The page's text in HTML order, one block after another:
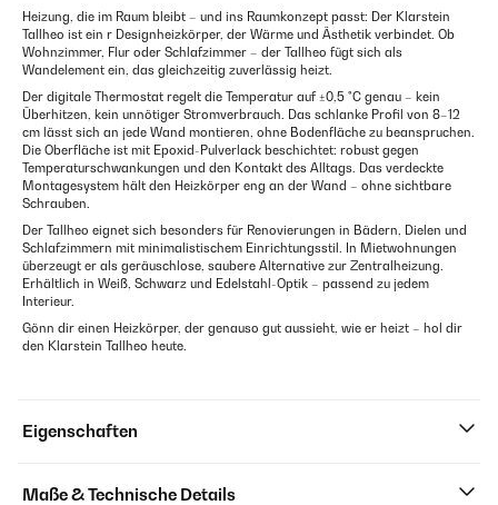
Heizung, die im Raum bleibt – und ins Raumkonzept passt: Der Klarstein
Tallheo ist ein r Designheizkörper, der Wärme und Ästhetik verbindet. Ob
Wohnzimmer, Flur oder Schlafzimmer – der Tallheo fügt sich als
Wandelement ein, das gleichzeitig zuverlässig heizt.
Der digitale Thermostat regelt die Temperatur auf ±0,5 °C genau – kein
Überhitzen, kein unnötiger Stromverbrauch. Das schlanke Profil von 8–12
cm lässt sich an jede Wand montieren, ohne Bodenfläche zu beanspruchen.
Die Oberfläche ist mit Epoxid-Pulverlack beschichtet: robust gegen
Temperaturschwankungen und den Kontakt des Alltags. Das verdeckte
Montagesystem hält den Heizkörper eng an der Wand – ohne sichtbare
Schrauben.
Der Tallheo eignet sich besonders für Renovierungen in Bädern, Dielen und
Schlafzimmern mit minimalistischem Einrichtungsstil. In Mietwohnungen
überzeugt er als geräuschlose, saubere Alternative zur Zentralheizung.
Erhältlich in Weiß, Schwarz und Edelstahl-Optik – passend zu jedem
Interieur.
Gönn dir einen Heizkörper, der genauso gut aussieht, wie er heizt – hol dir
den Klarstein Tallheo heute.
Eigenschaften
Maße & Technische Details